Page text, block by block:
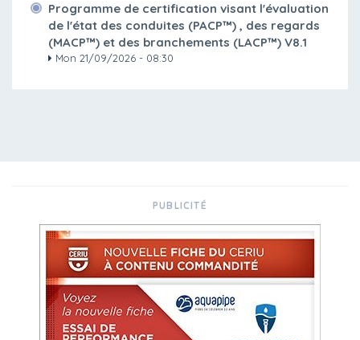
Programme de certification visant l'évaluation
de l'état des conduites (PACP™) , des regards
(MACP™) et des branchements (LACP™) V8.1
Mon 21/09/2026 - 08:30
PUBLICITÉ